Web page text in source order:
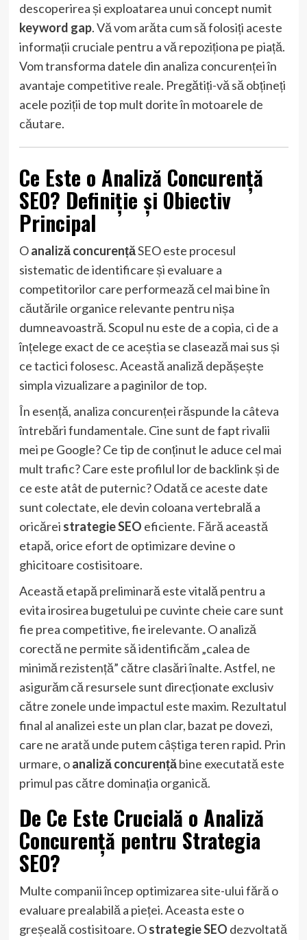
descoperirea și exploatarea unui concept numit
keyword gap. Vă vom arăta cum să folosiți aceste
informații cruciale pentru a vă repoziționa pe piață.
Vom transforma datele din analiza concurenței în
avantaje competitive reale. Pregătiți-vă să obțineți
acele poziții de top mult dorite în motoarele de
căutare.
Ce Este o Analiză Concurență
SEO? Definiție și Obiectiv
Principal
Oanaliză concurențăSEO este procesul
sistematic de identificare și evaluare a
competitorilor care performează cel mai bine în
căutările organice relevante pentru nișa
dumneavoastră. Scopul nu este de a copia, ci de a
înțelege exact de ce aceștia se clasează mai sus și
ce tactici folosesc. Această analiză depășește
simpla vizualizare a paginilor de top.
În esență, analiza concurenței răspunde la câteva
întrebări fundamentale. Cine sunt de fapt rivalii
mei pe Google? Ce tip de conținut le aduce cel mai
mult trafic? Care este profilul lor de backlink și de
ce este atât de puternic? Odată ce aceste date
sunt colectate, ele devin coloana vertebrală a
oricărei strategie SEO eficiente. Fără această
etapă, orice efort de optimizare devine o
ghicitoare costisitoare.
Această etapă preliminară este vitală pentru a
evita irosirea bugetului pe cuvinte cheie care sunt
fie prea competitive, fie irelevante. O analiză
corectă ne permite să identificăm „calea de
minimă rezistență” către clasări înalte. Astfel, ne
asigurăm că resursele sunt direcționate exclusiv
către zonele unde impactul este maxim. Rezultatul
final al analizei este un plan clar, bazat pe dovezi,
care ne arată unde putem câștiga teren rapid. Prin
urmare, oanaliză concurențăbine executată este
primul pas către dominația organică.
De Ce Este Crucială o Analiză
Concurență pentru Strategia
SEO?
Multe companii încep optimizarea site-ului fără o
evaluare prealabilă a pieței. Aceasta este o
greșeală costisitoare. Ostrategie SEO dezvoltată